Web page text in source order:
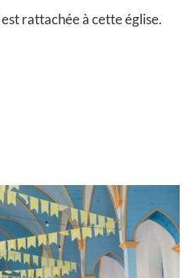
est rattachée à cette église.